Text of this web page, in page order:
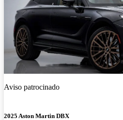
Aviso patrocinado
2025 Aston Martin DBX